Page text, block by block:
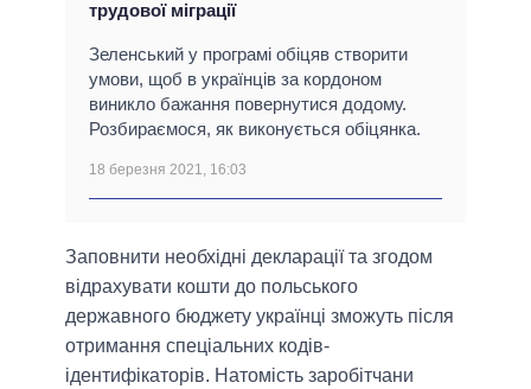
трудової міграції
Зеленський у програмі обіцяв створити
умови, щоб в українців за кордоном
виникло бажання повернутися додому.
Розбираємося, як виконується обіцянка.
18 березня 2021, 16:03
Заповнити необхідні декларації та згодом
відрахувати кошти до польського
державного бюджету українці зможуть після
отримання спеціальних кодів-
ідентифікаторів. Натомість заробітчани